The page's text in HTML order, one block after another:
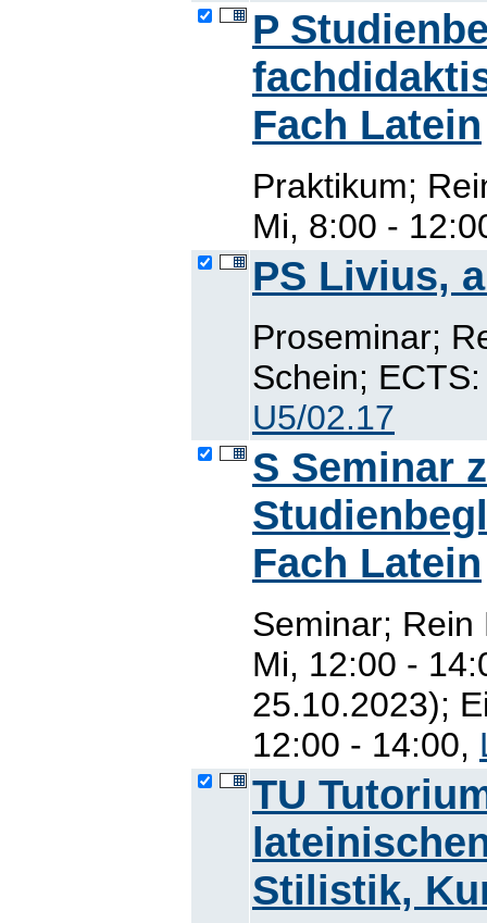
P
Fach Latein
Praktikum;
Mi, 8:00 -
PS Livius,
Proseminar;
Schein;
U5/02.17
S Seminar
Fach Latein
Seminar; Rein
Mi, 12:00 -
25.10.2023);
12:00 - 14:00,
TU
Stilistik,